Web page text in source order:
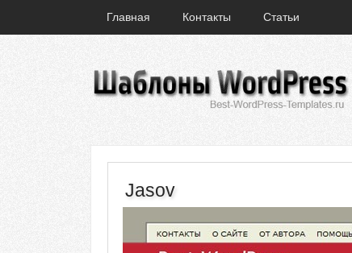
Главная Контакты Статьи
Jasov